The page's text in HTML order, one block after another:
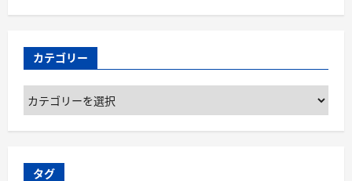
カテゴリー
カ
ゴ
ー
タグ